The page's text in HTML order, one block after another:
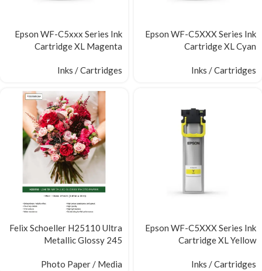
Epson WF-C5XXX Series Ink
Cartridge XL Cyan
Inks / Cartridges
Epson WF-C5xxx Series Ink
Cartridge XL Magenta
Inks / Cartridges
Epson WF-C5XXX Series Ink
Cartridge XL Yellow
Inks / Cartridges
Felix Schoeller H25110 Ultra
Metallic Glossy 245
Photo Paper / Media